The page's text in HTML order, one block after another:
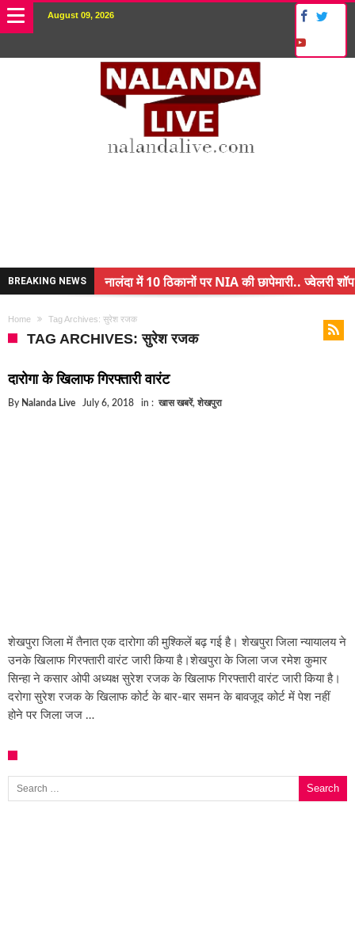
August 09, 2026
BREAKING NEWS
नालंदा में 10 ठिकानों पर NIA की छापेमारी.. ज्वेलरी शॉप
अंचल पदाधिकारी (CO) बर्खास्त.. फर्जीवाड़ा कर पाई थी
बिहार में एक और सिक्स लेन की मंजूरी.. जानिए किन-किन
Home Tag Archives: सुरेश रजक
TAG ARCHIVES: सुरेश रजक
दारोगा के खिलाफ गिरफ्तारी वारंट
By Nalanda Live July 6, 2018 in : खास खबरें, शेखपुरा
शेखपुरा जिला में तैनात एक दारोगा की मुश्किलें बढ़ गई है। शेखपुरा जिला न्यायालय ने
उनके खिलाफ गिरफ्तारी वारंट जारी किया है।शेखपुरा के जिला जज रमेश कुमार
सिन्हा ने कसार ओपी अध्यक्ष सुरेश रजक के खिलाफ गिरफ्तारी वारंट जारी किया है।
दरोगा सुरेश रजक के खिलाफ कोर्ट के बार-बार समन के बावजूद कोर्ट में पेश नहीं
होने पर जिला जज …
Search for: